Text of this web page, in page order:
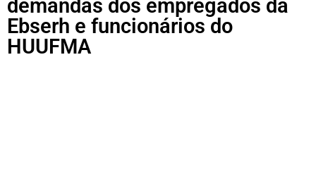
demandas dos empregados da
Ebserh e funcionários do
HUUFMA